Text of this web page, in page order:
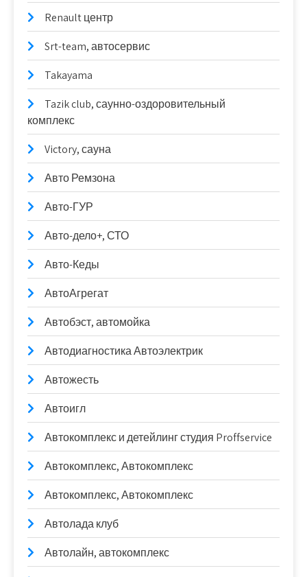
Renault центр
Srt-team, автосервис
Takayama
Tazik club, саунно-оздоровительный
комплекс
Victory, сауна
Авто Ремзона
Авто-ГУР
Авто-дело+, СТО
Авто-Кеды
АвтоАгрегат
Автобэст, автомойка
Автодиагностика Автоэлектрик
Автожесть
Автоигл
Автокомплекс и детейлинг студия Proffservice
Автокомплекс, Автокомплекс
Автокомплекс, Автокомплекс
Автолада клуб
Автолайн, автокомплекс